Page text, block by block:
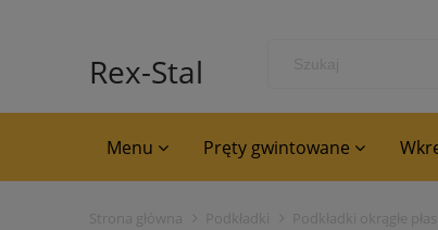
Rex-Stal
Menu Pręty gwintowane
Strona główna Podkładki Podkładki okrągłe